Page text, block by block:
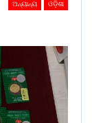
ଅନ୍ୟାନ୍ୟ ଓଡ଼ିଶା